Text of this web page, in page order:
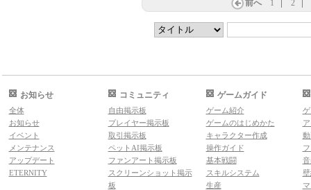
前へ 1 2
お知らせ
全体
お知らせ
イベント
メンテナンス
アップデート
ETERNITY
コミュニティ
自由掲示板
プレイヤー掲示板
取引掲示板
ペットAI掲示板
ファンアート掲示板
スクリーンショット掲示
板
ゲームガイド
ゲーム紹介
ゲームのはじめかた
キャラクター作成
操作ガイド
基本戦闘
スキルシステム
生産